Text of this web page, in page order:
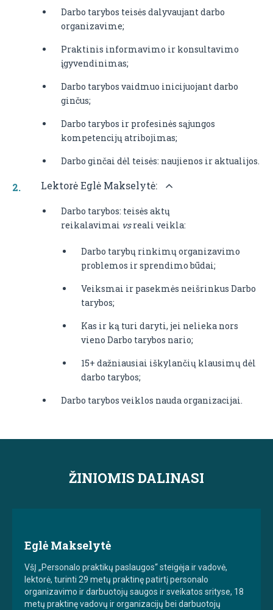
Darbo tarybos teisės dalyvaujant darbo
organizavime;
Praktinis informavimo ir konsultavimo
įgyvendinimas;
Darbo tarybos vaidmuo inicijuojant darbo
ginčus;
Darbo tarybos ir profesinės sąjungos
kompetencijų atribojimas;
Darbo ginčai dėl teisės: naujienos ir aktualijos.
Lektorė Eglė Makselytė:
Darbo tarybos: teisės aktų
reikalavimai vsreali veikla:
Darbo tarybų rinkimų organizavimo
problemos ir sprendimo būdai;
Veiksmai ir pasekmės neišrinkus Darbo
tarybos;
Kas ir ką turi daryti, jei nelieka nors
vieno Darbo tarybos nario;
15+ dažniausiai iškylančių klausimų dėl
darbo tarybos;
Darbo tarybos veiklos nauda organizacijai.
ŽINIOMIS DALINASI
Eglė Makselytė
VšĮ „Personalo praktikų paslaugos“ steigėja ir vadovė,
lektorė, turinti 29 metų praktinę patirtį personalo
organizavimo ir darbuotojų saugos ir sveikatos srityse, 18
metų praktinę vadovų ir organizacijų bei darbuotojų